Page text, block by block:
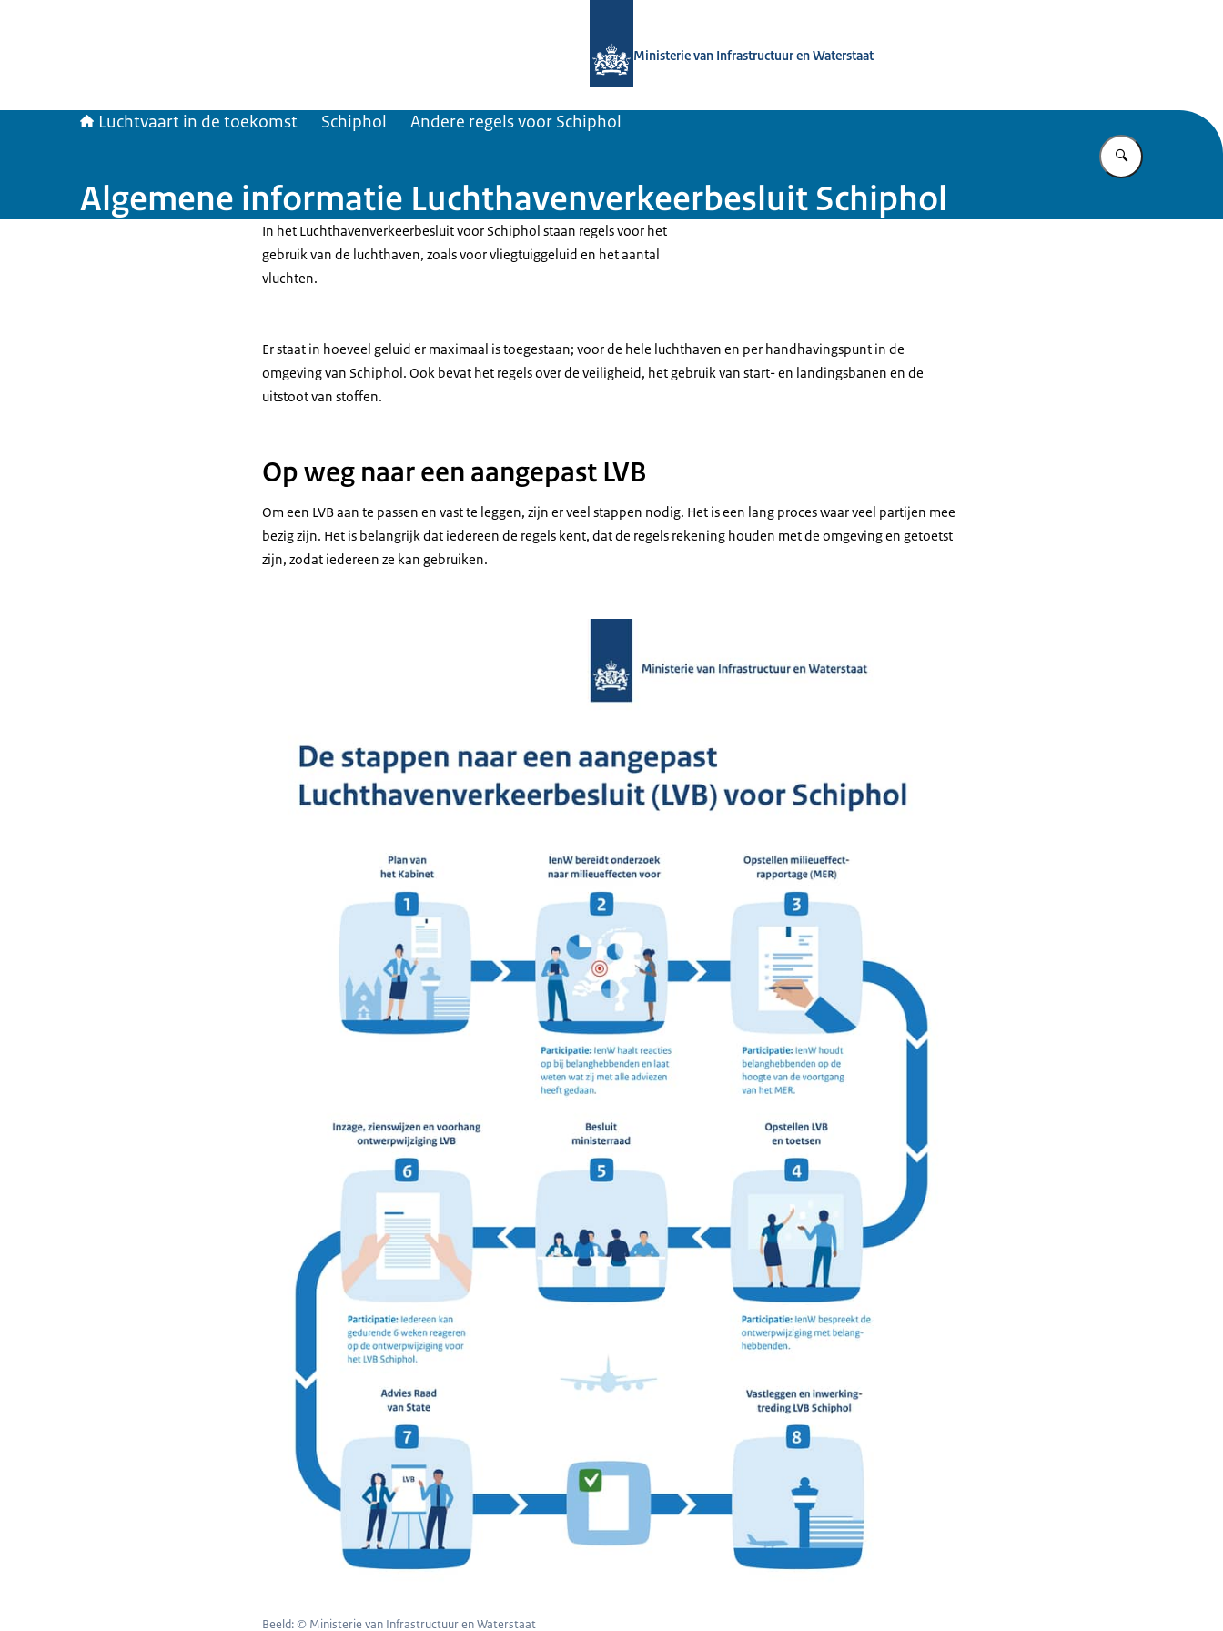
Ministerie van Infrastructuur en Waterstaat
Luchtvaart in de toekomst Schiphol Andere regels voor Schiphol
Vul in wat u
Algemene informatie Luchthavenverkeerbesluit Schiphol
In het Luchthavenverkeerbesluit voor Schiphol staan regels voor het
gebruik van de luchthaven, zoals voor vliegtuiggeluid en het aantal
vluchten.
Er staat in hoeveel geluid er maximaal is toegestaan; voor de hele luchthaven en per handhavingspunt in de
omgeving van Schiphol. Ook bevat het regels over de veiligheid, het gebruik van start- en landingsbanen en de
uitstoot van stoffen.
Op weg naar een aangepast LVB
Om een LVB aan te passen en vast te leggen, zijn er veel stappen nodig. Het is een lang proces waar veel partijen mee
bezig zijn. Het is belangrijk dat iedereen de regels kent, dat de regels rekening houden met de omgeving en getoetst
zijn, zodat iedereen ze kan gebruiken.
Beeld: © Ministerie van Infrastructuur en Waterstaat